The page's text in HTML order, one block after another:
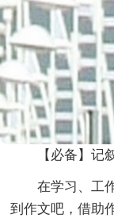
【必备】记
在学习、工
到作文吧，借助